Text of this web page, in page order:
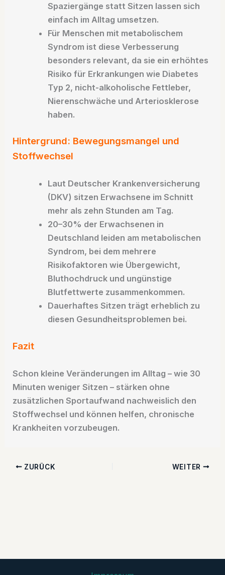
Spaziergänge statt Sitzen lassen sich
einfach im Alltag umsetzen.​
Für Menschen mit metabolischem
Syndrom ist diese Verbesserung
besonders relevant, da sie ein erhöhtes
Risiko für Erkrankungen wie Diabetes
Typ 2, nicht-alkoholische Fettleber,
Nierenschwäche und Arteriosklerose
haben.​
Hintergrund: Bewegungsmangel und
Stoffwechsel
Laut Deutscher Krankenversicherung
(DKV) sitzen Erwachsene im Schnitt
mehr als zehn Stunden am Tag.
20–30% der Erwachsenen in
Deutschland leiden am metabolischen
Syndrom, bei dem mehrere
Risikofaktoren wie Übergewicht,
Bluthochdruck und ungünstige
Blutfettwerte zusammenkommen.​
Dauerhaftes Sitzen trägt erheblich zu
diesen Gesundheitsproblemen bei.​
Fazit
Schon kleine Veränderungen im Alltag – wie 30
Minuten weniger Sitzen – stärken ohne
zusätzlichen Sportaufwand nachweislich den
Stoffwechsel und können helfen, chronische
Krankheiten vorzubeugen.
ZURÜCK WEITER